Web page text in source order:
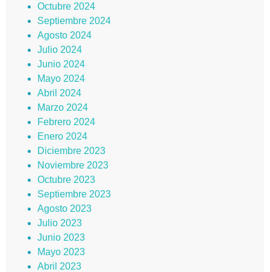
Octubre 2024
Septiembre 2024
Agosto 2024
Julio 2024
Junio 2024
Mayo 2024
Abril 2024
Marzo 2024
Febrero 2024
Enero 2024
Diciembre 2023
Noviembre 2023
Octubre 2023
Septiembre 2023
Agosto 2023
Julio 2023
Junio 2023
Mayo 2023
Abril 2023